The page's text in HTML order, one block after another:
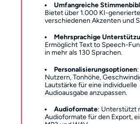
Umfangreiche
Bietet über 1.000 KI-
verschiedenen Akzenten und
Mehrsprachige
Ermöglicht Text to Speech-
in mehr als 130 Sprachen.
Personalisierungsoptionen
Nutzern, Tonhöhe,
Lautstärke für eine individuelle
Audioausgabe anzupassen.
Audioformate: Unterstützt
Audioformate für den Export,